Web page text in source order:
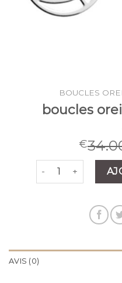
BOUCLES
boucles
€
quantité de
AVIS (0)